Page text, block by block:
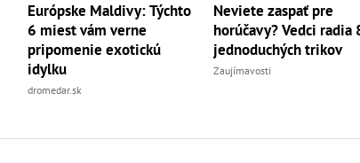
Európske Maldivy: Týchto
6 miest vám verne
pripomenie exotickú
idylku
dromedar.sk
Neviete zaspať pre
horúčavy? Vedci radia
jednoduchých trikov
Zaujímavosti